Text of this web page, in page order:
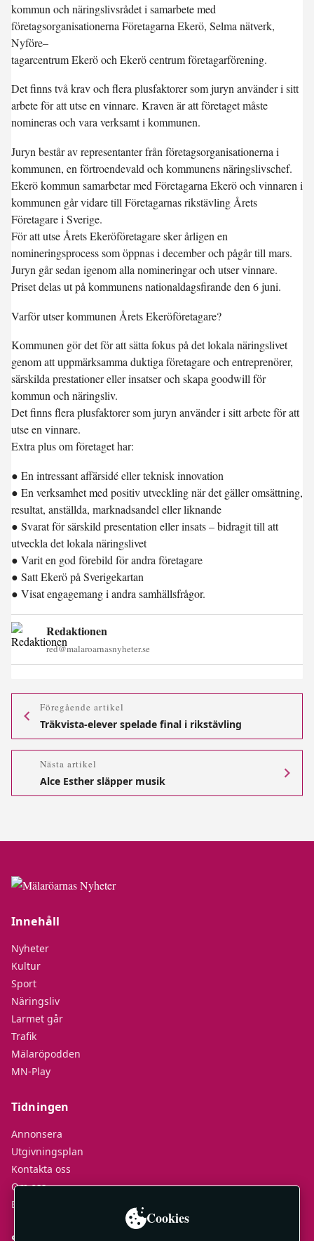
kommun och näringslivsrådet i samarbete med
företagsorganisationerna Företagarna Ekerö, Selma nätverk,
Nyföre–
tagarcentrum Ekerö och Ekerö centrum företagarförening.
Det finns två krav och flera plusfaktorer som juryn använder i sitt
arbete för att utse en vinnare. Kraven är att företaget måste
nomineras och vara verksamt i kommunen.
Juryn består av representanter från företagsorganisationerna i
kommunen, en förtroendevald och kommunens näringslivschef.
Ekerö kommun samarbetar med Företagarna Ekerö och vinnaren i
kommunen går vidare till Företagarnas rikstävling Årets
Företagare i Sverige.
För att utse Årets Ekeröföretagare sker årligen en
nomineringsprocess som öppnas i december och pågår till mars.
Juryn går sedan igenom alla nomineringar och utser vinnare.
Priset delas ut på kommunens nationaldagsfirande den 6 juni.
Varför utser kommunen Årets Ekeröföretagare?
Kommunen gör det för att sätta fokus på det lokala näringslivet
genom att uppmärksamma duktiga företagare och entreprenörer,
särskilda prestationer eller insatser och skapa goodwill för
kommun och näringsliv.
Det finns flera plusfaktorer som juryn använder i sitt arbete för att
utse en vinnare.
Extra plus om företaget har:
● En intressant affärsidé eller teknisk innovation
● En verksamhet med positiv utveckling när det gäller omsättning,
resultat, anställda, marknadsandel eller liknande
● Svarat för särskild presentation eller insats – bidragit till att
utveckla det lokala näringslivet
● Varit en god förebild för andra företagare
● Satt Ekerö på Sverigekartan
● Visat engagemang i andra samhällsfrågor.
Redaktionen
red@malaroarnasnyheter.se
Föregående artikel
Träkvista-elever spelade final i rikstävling
Nästa artikel
Alce Esther släpper musik
Innehåll
Nyheter
Kultur
Sport
Näringsliv
Larmet går
Trafik
Mälaröpodden
MN-Play
Tidningen
Annonsera
Utgivningsplan
Kontakta oss
Om oss
E-tidningar
Cookies